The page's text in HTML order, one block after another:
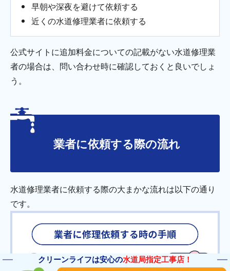
早朝や深夜を避けて依頼する
近くの水道修理業者に依頼する
公式サイトに追加料金についての記載がない水道修理業
者の場合は、問い合わせ時に確認しておくと良いでしょ
う。
業者に依頼する際の流れ
水道修理業者に依頼する際の大まかな流れは以下の通り
です。
クリーンライフは安心の水道局指定工事店！